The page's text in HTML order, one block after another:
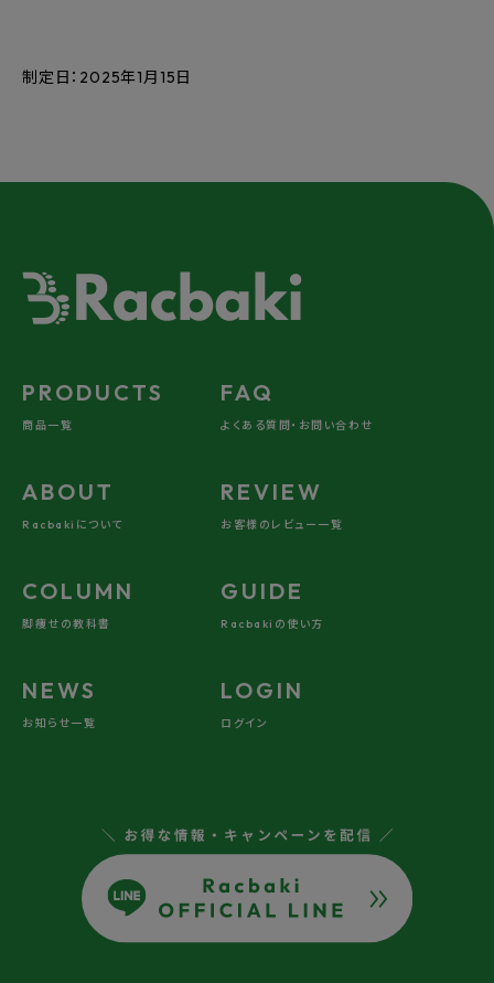
制定日：2025年1月15日
PRODUCTS
商品一覧
FAQ
よくある質問・お問い合わせ
ABOUT
Racbakiについて
REVIEW
お客様のレビュー一覧
COLUMN
脚痩せの教科書
GUIDE
Racbakiの使い方
NEWS
お知らせ一覧
LOGIN
ログイン